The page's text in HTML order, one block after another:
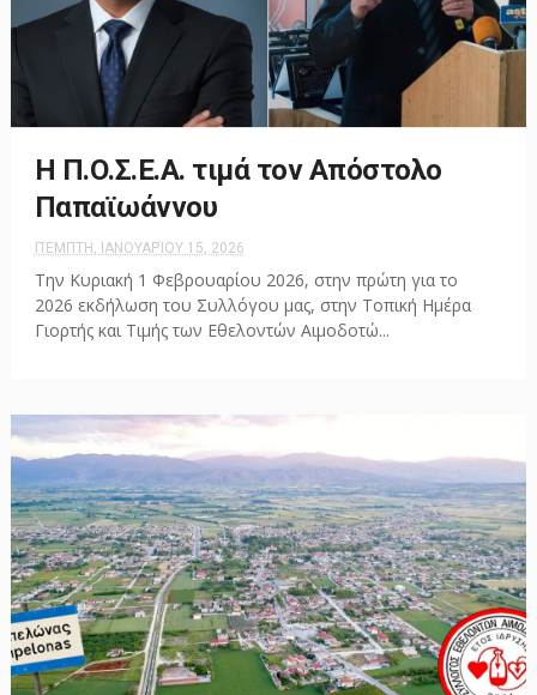
Η Π.Ο.Σ.Ε.Α. τιμά τον Απόστολο
Παπαϊωάννου
ΠΈΜΠΤΗ, ΙΑΝΟΥΑΡΊΟΥ 15, 2026
Την Κυριακή 1 Φεβρουαρίου 2026, στην πρώτη για το
2026 εκδήλωση του Συλλόγου μας, στην Τοπική Ημέρα
Γιορτής και Τιμής των Εθελοντών Αιμοδοτώ...